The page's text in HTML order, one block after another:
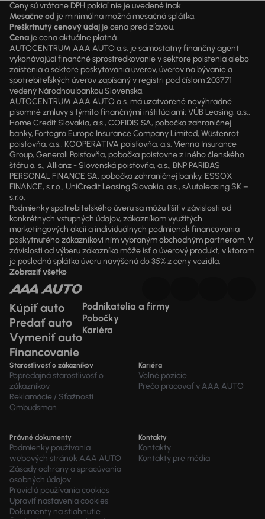
Ceny sú vrátane DPH pokiaľ nie je uvedené inak.
Mesačne od je minimálna možná mesačná splátka.
Preškrtnutý cenový údaj je cena pred zľavou.
Cena je cena aktuálne platná.
AUTOCENTRUM AAA AUTO a.s. je samostatný finančný agent
vykonávajúci finančné sprostredkovanie v sektore poistenia alebo
zaistenia a sektore poskytovania úverov, úverov na bývanie a
spotrebiteľských úverov zapísaný v registri pod číslom 203771
vedený Národnou bankou Slovenska.
AUTOCENTRUM AAA AUTO a.s. má uzatvorené nevýhradné
písomné zmluvy s týmito finančnými inštitúciami: VÚB Leasing, a.s.,
Home Credit Slovakia, a.s., COFIDIS SA, pobočka zahraničnej
banky, Fortegra Europe Insurance Company Limited, Wüstenrot
poisťovňa, a.s., KOOPERATIVA poisťovňa, a.s. Vienna Insurance
Group, Generali Poisťovňa, pobočka poisťovne z iného členského
štátu a. s., Allianz - Slovenská poisťovňa, a.s., BNP PARIBAS
PERSONAL FINANCE SA, pobočka zahraničnej banky, ESSOX
FINANCE, s.r.o., UniCredit Leasing Slovakia, a.s., sAutoleasing SK –
s.r.o.
Podmienky spotrebiteľského úveru sa môžu líšiť v závislosti od
konkrétnych vstupných údajov, zákazníkom využitých
marketingových akcií a individuálnych podmienok financovania
poskytnutého zákazníkovi ním vybraným obchodným partnerom. V
závislosti od výberu zákazníka môže ísť o úverový produkt, v ktorom
je posledná splátka úveru navýšená do 35% z ceny vozidla.
Zobraziť všetko
Kúpiť auto
Predať auto
Vymeniť auto
Financovanie
Podnikatelia a firmy
Pobočky
Kariéra
Starostlivosť o zákazníkov
Popredajná starostlivosť o
zákazníkov
Reklamácie / Sťažnosti
Ombudsman
Kariéra
Voľné pozície
Prečo pracovať v AAA AUTO
Právné dokumenty
Podmienky používania
webových stránok AAA AUTO
Zásady ochrany a spracúvania
osobných údajov
Pravidlá používania cookies
Upraviť nastavenia cookies
Dokumenty na stiahnutie
Kontakty
Kontakty
Kontakty pre média